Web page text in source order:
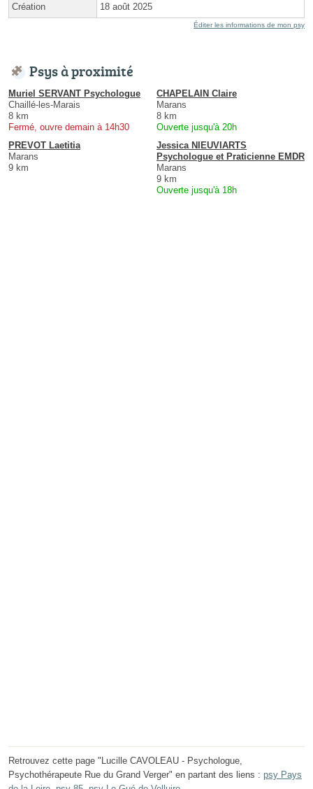
Création 18 août 2025
Éditer les informations de mon psy
Psys à proximité
Muriel SERVANT Psychologue
Chaillé-les-Marais
8 km
Fermé, ouvre demain à 14h30
CHAPELAIN Claire
Marans
8 km
Ouverte jusqu'à 20h
PREVOT Laetitia
Marans
9 km
Jessica NIEUVIARTS
Psychologue et Praticienne EMDR
Marans
9 km
Ouverte jusqu'à 18h
Retrouvez cette page "Lucille CAVOLEAU - Psychologue,
Psychothérapeute Rue du Grand Verger" en partant des liens : psy Pays